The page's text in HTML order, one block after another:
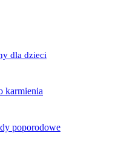
dla dzieci
karmienia
poporodowe